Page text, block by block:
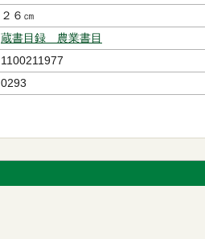
２６㎝
蔵書目録 農業書目
1100211977
0293